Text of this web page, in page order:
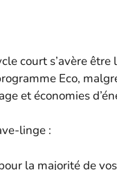
court s’avère
Eco,
et économies
linge :
la majorité de